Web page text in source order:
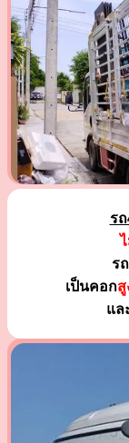
ร
ร
เป็นคอกสู
แล